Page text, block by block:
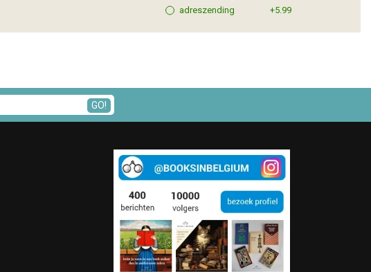
adreszending
+5.99
GO!